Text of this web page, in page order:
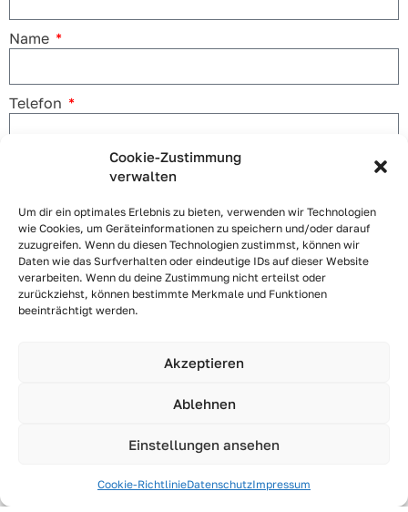
Cookie-Zustimmung
verwalten
Um dir ein optimales Erlebnis zu bieten, verwenden wir Technologien
wie Cookies, um Geräteinformationen zu speichern und/oder darauf
zuzugreifen. Wenn du diesen Technologien zustimmst, können wir
Daten wie das Surfverhalten oder eindeutige IDs auf dieser Website
verarbeiten. Wenn du deine Zustimmung nicht erteilst oder
zurückziehst, können bestimmte Merkmale und Funktionen
beeinträchtigt werden.
Akzeptieren
Ablehnen
Einstellungen ansehen
Cookie-RichtlinieDatenschutzImpressum
Name
Tele­fon
Ich akzep­tie­re dieDaten­schutz­er­klä­rung. Ihre Daten
wer­den von uns haus­in­tern gespei­chert und aus­schließ­
lich zur Bear­bei­tung Ihrer Anfra­ge ver­wen­det. Wei­te­re
Infor­ma­tio­nen zu Ihrem Recht auf Aus­kunft, Berich­ti­
tung Ihrer per­sön­li­chen Daten erhal­ten Sie in unse­rer
Anmeldung absenden